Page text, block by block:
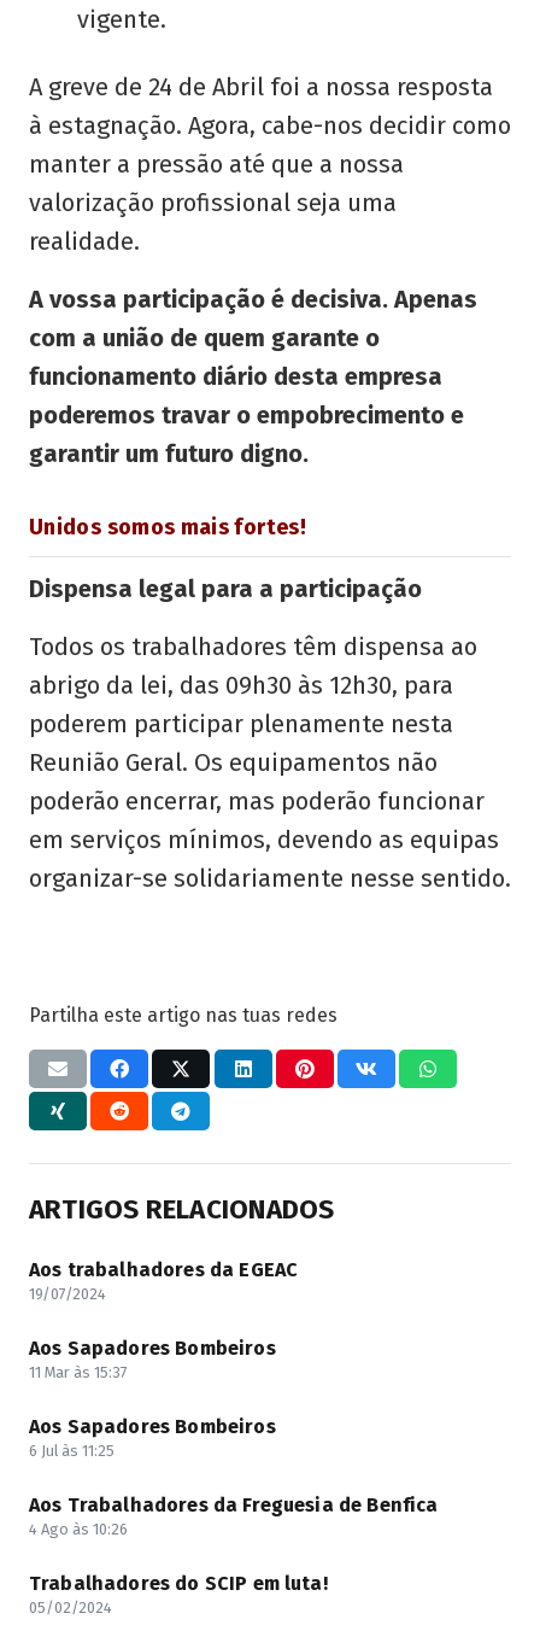
vigente.
A greve de 24 de Abril foi a nossa resposta
à estagnação. Agora, cabe-nos decidir como
manter a pressão até que a nossa
valorização profissional seja uma
realidade.
A vossa participação é decisiva. Apenas
com a união de quem garante o
funcionamento diário desta empresa
poderemos travar o empobrecimento e
garantir um futuro digno.
Unidos somos mais fortes!
Dispensa legal para a participação
Todos os trabalhadores têm dispensa ao
abrigo da lei, das 09h30 às 12h30, para
poderem participar plenamente nesta
Reunião Geral. Os equipamentos não
poderão encerrar, mas poderão funcionar
em serviços mínimos, devendo as equipas
organizar-se solidariamente nesse sentido.
Partilha este artigo nas tuas redes
ARTIGOS RELACIONADOS
Aos trabalhadores da EGEAC
19/07/2024
Aos Sapadores Bombeiros
11 Mar às 15:37
Aos Sapadores Bombeiros
6 Jul às 11:25
Aos Trabalhadores da Freguesia de Benfica
4 Ago às 10:26
Trabalhadores do SCIP em luta!
05/02/2024